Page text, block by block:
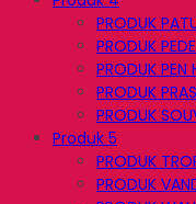
PRODUK
PRODUK
PRODUK PEN
PRODUK
PRODUK
Produk 5
PRODUK
PRODUK